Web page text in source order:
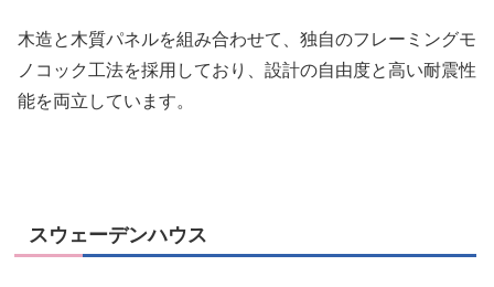
木造と木質パネルを組み合わせて、独自のフレーミングモ
ノコック工法を採用しており、設計の自由度と高い耐震性
能を両立しています。
スウェーデンハウス